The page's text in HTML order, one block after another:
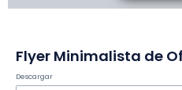
Descargar